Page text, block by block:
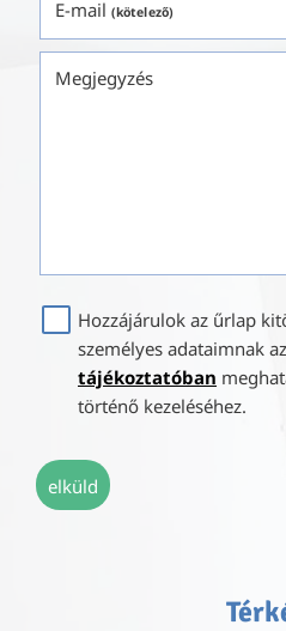
E-mail (kötelező)
Megjegyzés
Hozzájárulok az űrlap
személyes adataimnak az
tájékoztatóban
történő kezeléséhez.
elküld